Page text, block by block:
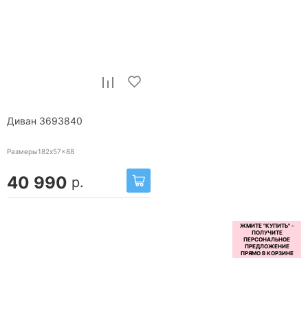
Диван 3693840
Размеры182x57x88
40 990 р.